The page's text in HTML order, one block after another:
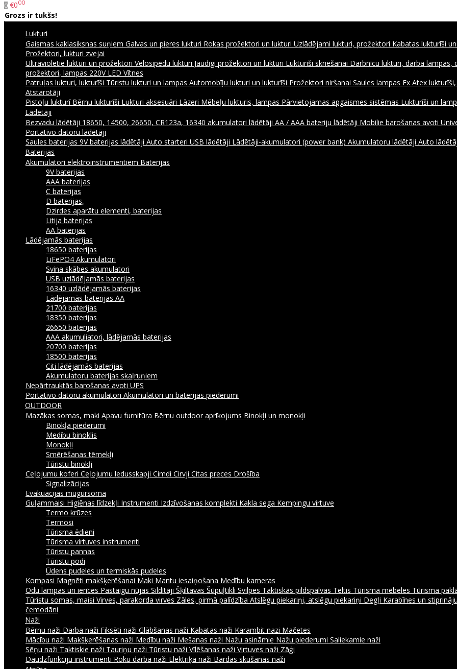
0 €000
Grozs ir tukšs!
Lukturi
Gaismas kaklasiksnas suņiem Galvas un pieres lukturi Rokas prožektori un lukturi Uzlādējami lukturi, prožektori Kabatas lukturīši
Prožektori, lukturi zvejai
Ultravioletie lukturi un prožektori Velosipēdu lukturi Jaudīgi prožektori un lukturi Lukturīši skriešanai Darbnīcu lukturi, darba lampas,
prožektori, lampas 220V LED Vītnes
Patruļas lukturi, lukturīši Tūristu lukturi un lampas Automobīļu lukturi un lukturīši Prožektori niršanai Saules lampas Ex Atex
Atstarotāji
Pistoļu lukturī Bērnu lukturīši Lukturi aksesuāri Lāzeri Mēbeļu lukturis, lampas Pārvietojamas apgaismes sistēmas Lukturīši un
Lādētāji
Bezvadu lādētāji 18650, 14500, 26650, CR123a, 16340 akumulatori lādētāji AA / AAA bateriju lādētāji Mobilie barošanas avoti
Portatīvo datoru lādētāji
Saules baterijas 9V baterijas lādētāji Auto starteri USB lādētāji Lādētāji-akumulatori (power bank) Akumulatoru lādētāji Auto
Baterijas
Akumulatori elektroinstrumentiem Baterijas
9V baterijas
AAA baterijas
C baterijas
D baterijas,
Dzirdes aparātu elementi, baterijas
Litija baterijas
AA baterijas
Lādējamās baterijas
18650 baterijas
LiFePO4 Akumulatori
Svina skābes akumulatori
USB uzlādējamās baterijas
16340 uzlādējamās baterijas
Lādējamās baterijas AA
21700 baterijas
18350 baterijas
26650 baterijas
AAA akumuliatori, lādējamās baterijas
20700 baterijas
18500 baterijas
Citi lādējamās baterijas
Akumulatoru baterijas skaļruņiem
Nepārtrauktās barošanas avoti UPS
Portatīvo datoru akumulatori Akumulatori un baterijas piederumi
OUTDOOR
Mazākas somas, maki Apavu furnitūra Bērnu outdoor aprīkojums Binokļi un monokļi
Binokļa piederumi
Medību binoklis
Monokļi
Smērēšanas tēmekļi
Tūristu binokļi
Ceļojumu koferi Ceļojumu ledusskapji Cimdi Cirvji Citas preces Drošība
Signalizācijas
Evakuācijas mugursoma
Guļammaisi Higiēnas līdzekļi Instrumenti Izdzīvošanas komplekti Kakla sega Kempingu virtuve
Termo krūzes
Termosi
Tūrisma ēdieni
Tūrisma virtuves instrumenti
Tūristu pannas
Tūristu podi
Ūdens pudeles un termiskās pudeles
Kompasi Magnēti makšķerēšanai Maki Mantu iesaiņošana Medību kameras
Odu lampas un ierīces Pastaigu nūjas Sildītāji Šķiltavas Šūpuļtīkli Svilpes Taktiskās pildspalvas Teltis Tūrisma mēbeles Tūrisma
Tūristu somas, maisi Virves, parakorda virves Zāles, pirmā palīdzība Atslēgu piekariņi, atslēgu piekariņi Degļi Karabīnes un
čemodāni
Naži
Bērnu naži Darba naži Fiksēti naži Glābšanas naži Kabatas naži Karambit nazi Mačetes
Mācību naži Makšķerēšanas naži Medību naži Mešanas naži Nažu asināmie Nažu piederumi Saliekamie naži
Sēņu naži Taktiskie naži Tauriņu naži Tūristu naži Vīlēšanas naži Virtuves naži Zāģi
Daudzfunkciju instrumenti Roku darba naži Elektriķa naži Bārdas skūšanās naži